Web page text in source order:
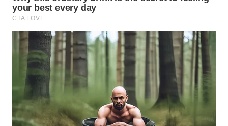
WN
NATUNA
WN
BINTAN
MANDALIKA
WN